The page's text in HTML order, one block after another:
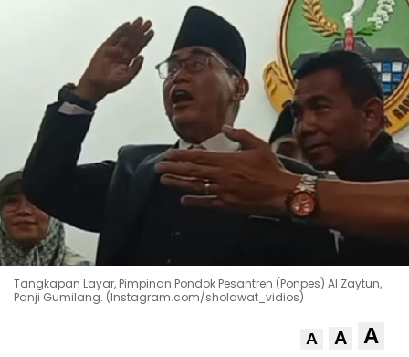
Tangkapan Layar, Pimpinan Pondok Pesantren (Ponpes) Al Zaytun,
Panji Gumilang. (Instagram.com/sholawat_vidios)
A A A